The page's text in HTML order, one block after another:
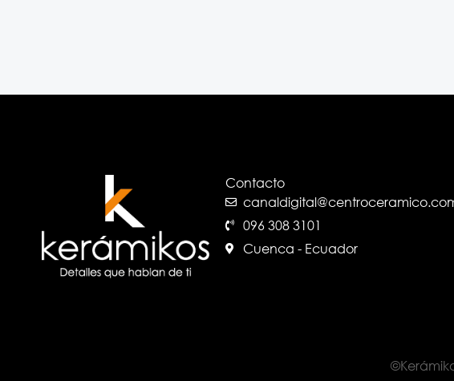
Contacto
096 308 3101
Cuenca - Ecuador